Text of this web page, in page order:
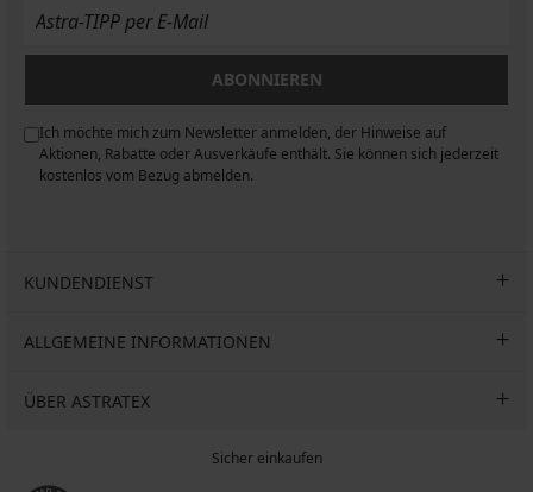
22,99
€
€€
ABONNIEREN
Ich möchte mich zum Newsletter anmelden, der Hinweise auf
Aktionen, Rabatte oder Ausverkäufe enthält. Sie können sich jederzeit
kostenlos vom Bezug abmelden.
KUNDENDIENST
ALLGEMEINE INFORMATIONEN
ÜBER ASTRATEX
Sicher einkaufen